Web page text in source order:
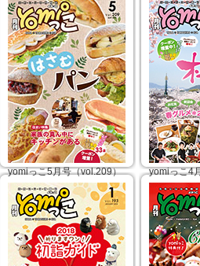
初詣ガイド2020
●基礎体温1℃アップ大作戦
●COFFEEの専門店
2020年01月01日
特典つき！
キ特集
●冬グルメ
●イルミネ
2019年12
yomiっこ5月号（vol.209）
家族の真ん中にKitchenが
ある
●はさむパン特集
2019年05月01日
yomiっこ4
桜さんぽ
●桜さんぽ
●心踊る♩
2019年04